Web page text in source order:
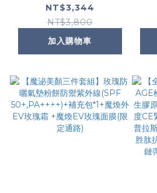
50ml (限定通路)
NT$3,344
NT$3,800
加入購物車